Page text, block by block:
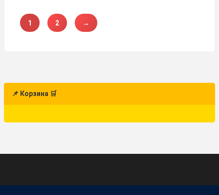
1 2 →
📌 Корзина 🛒